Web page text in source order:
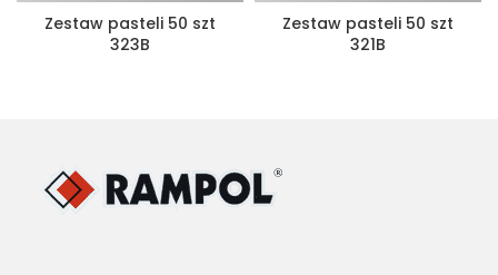
Zestaw pasteli 50 szt
323B
Zestaw pasteli 50 szt
321B